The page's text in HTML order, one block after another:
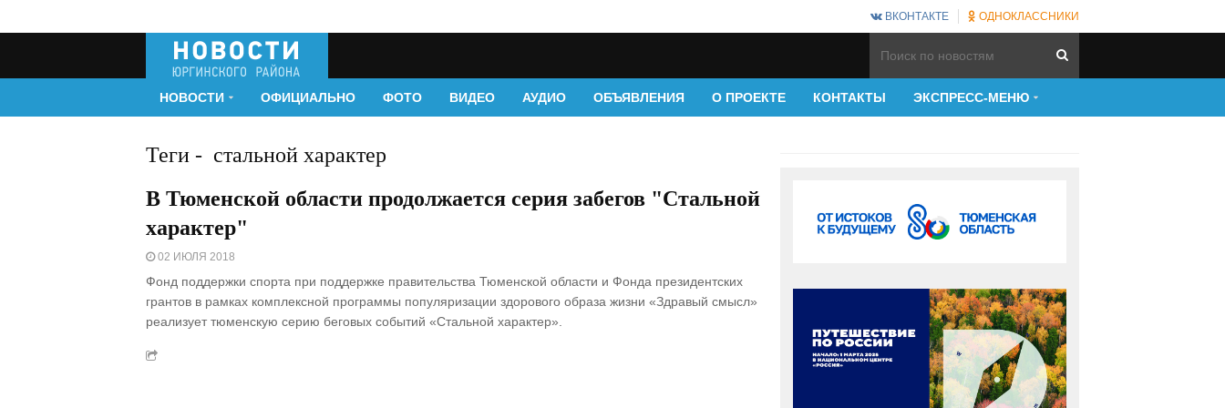
ВКОНТАКТЕ ОДНОКЛАССНИКИ
НОВОСТИ ОФИЦИАЛЬНО ФОТО ВИДЕО АУДИО ОБЪЯВЛЕНИЯ О ПРОЕКТЕ КОНТАКТЫ ЭКСПРЕСС-МЕНЮ
Теги - стальной характер
В Тюменской области продолжается серия забегов "Стальной
характер"
02 ИЮЛЯ 2018
Фонд поддержки спорта при поддержке правительства Тюменской области и Фонда президентских
грантов в рамках комплексной программы популяризации здорового образа жизни «Здравый смысл»
реализует тюменскую серию беговых событий «Стальной характер».